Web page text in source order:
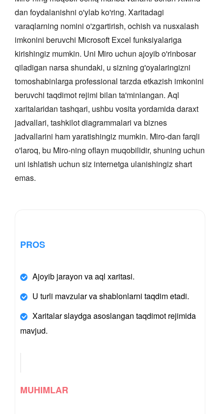
dan foydalanishni o'ylab ko'ring. Xaritadagi
varaqlarning nomini o'zgartirish, ochish va nusxalash
imkonini beruvchi Microsoft Excel funksiyalariga
kirishingiz mumkin. Uni Miro uchun ajoyib o'rinbosar
qiladigan narsa shundaki, u sizning g'oyalaringizni
tomoshabinlarga professional tarzda etkazish imkonini
beruvchi taqdimot rejimi bilan ta'minlangan. Aql
xaritalaridan tashqari, ushbu vosita yordamida daraxt
jadvallari, tashkilot diagrammalari va biznes
jadvallarini ham yaratishingiz mumkin. Miro-dan farqli
o'laroq, bu Miro-ning oflayn muqobilidir, shuning uchun
uni ishlatish uchun siz internetga ulanishingiz shart
emas.
PROS
Ajoyib jarayon va aql xaritasi.
U turli mavzular va shablonlarni taqdim etadi.
Xaritalar slaydga asoslangan taqdimot rejimida
mavjud.
MUHIMLAR